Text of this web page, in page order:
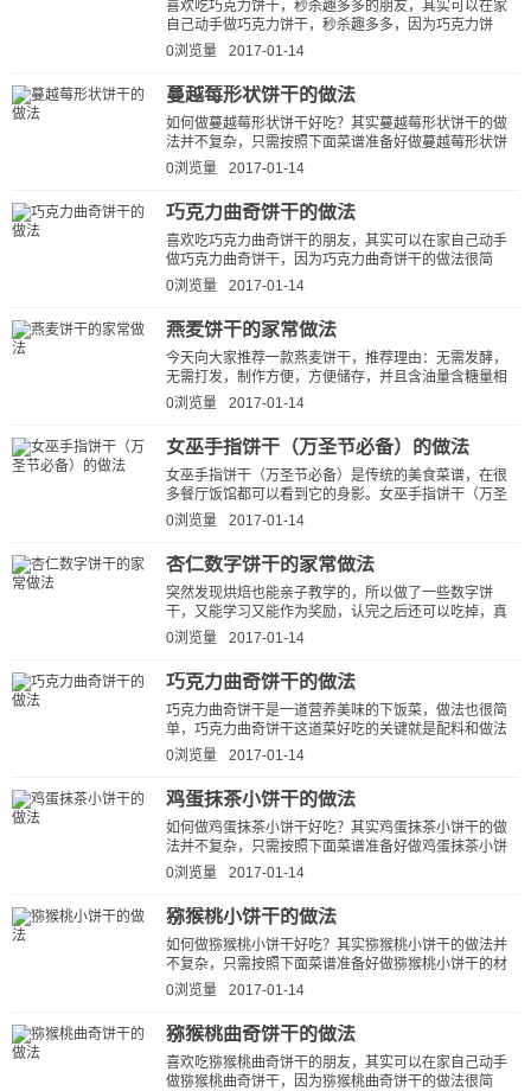
喜欢吃巧克力饼干，秒杀趣多多的朋友，其实可以在家
自己动手做巧克力饼干，秒杀趣多多，因为巧克力饼
干，秒杀趣多多的做法很简单，而且跟外面...
0浏览量 2017-01-14
蔓越莓形状饼干的做法
如何做蔓越莓形状饼干好吃？其实蔓越莓形状饼干的做
法并不复杂，只需按照下面菜谱准备好做蔓越莓形状饼
干的材料、器具，然后按照步骤一...
0浏览量 2017-01-14
巧克力曲奇饼干的做法
喜欢吃巧克力曲奇饼干的朋友，其实可以在家自己动手
做巧克力曲奇饼干，因为巧克力曲奇饼干的做法很简
单，而且跟外面那些餐馆做的巧克力...
0浏览量 2017-01-14
燕麦饼干的家常做法
今天向大家推荐一款燕麦饼干，推荐理由：无需发酵，
无需打发，制作方便，方便储存，并且含油量含糖量相
对较低，营养成份相对较多，我是搭配了咖啡...
0浏览量 2017-01-14
女巫手指饼干（万圣节必备）的做法
女巫手指饼干（万圣节必备）是传统的美食菜谱，在很
多餐厅饭馆都可以看到它的身影。女巫手指饼干（万圣
节必备）样式丰富，口味多样，深受大家喜...
0浏览量 2017-01-14
杏仁数字饼干的家常做法
突然发现烘焙也能亲子教学的，所以做了一些数字饼
干，又能学习又能作为奖励，认完之后还可以吃掉，真
是不错的方法啊，当然除了数字模具之外...
0浏览量 2017-01-14
巧克力曲奇饼干的做法
巧克力曲奇饼干是一道营养美味的下饭菜，做法也很简
单，巧克力曲奇饼干这道菜好吃的关键就是配料和做法
步骤，做菜网小编就为大家详细的...
0浏览量 2017-01-14
鸡蛋抹茶小饼干的做法
如何做鸡蛋抹茶小饼干好吃？其实鸡蛋抹茶小饼干的做
法并不复杂，只需按照下面菜谱准备好做鸡蛋抹茶小饼
干的材料、器具，然后按照步骤一...
0浏览量 2017-01-14
猕猴桃小饼干的做法
如何做猕猴桃小饼干好吃？其实猕猴桃小饼干的做法并
不复杂，只需按照下面菜谱准备好做猕猴桃小饼干的材
料、器具，然后按照步骤一步步来...
0浏览量 2017-01-14
猕猴桃曲奇饼干的做法
喜欢吃猕猴桃曲奇饼干的朋友，其实可以在家自己动手
做猕猴桃曲奇饼干，因为猕猴桃曲奇饼干的做法很简